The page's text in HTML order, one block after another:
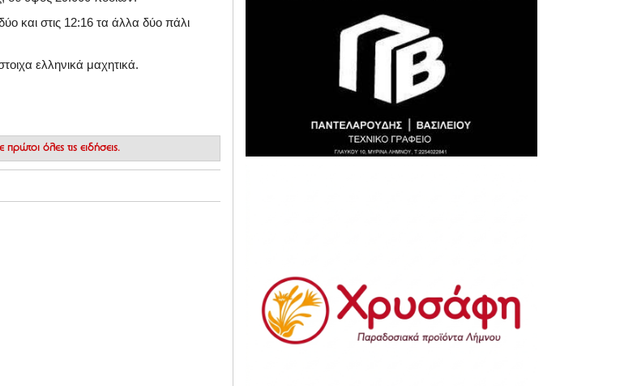
και στις 12:16 τα άλλα δύο πάλι
ελληνικά μαχητικά.
πρώτοι όλες τις ειδήσεις.